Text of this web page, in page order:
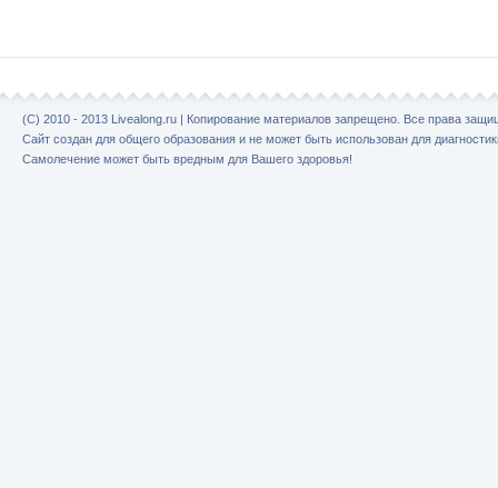
(C) 2010 - 2013 Livealong.ru | Копирование материалов запрещено. Все права
Сайт создан для общего образования и не может быть использован для
Самолечение может быть вредным для Вашего здоровья!